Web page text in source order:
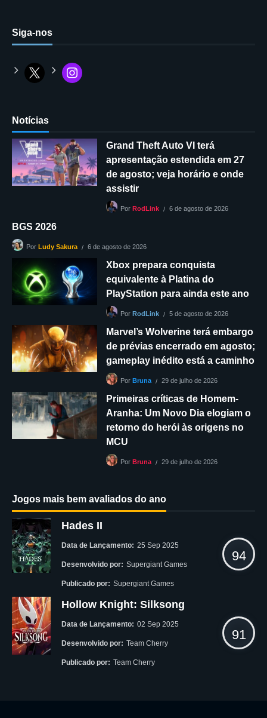
Siga-nos
Notícias
Grand Theft Auto VI terá
apresentação estendida em 27
de agosto; veja horário e onde
assistir
Por RodLink 6 de agosto de 2026
BGS 2026
Por Ludy Sakura 6 de agosto de 2026
Xbox prepara conquista
equivalente à Platina do
PlayStation para ainda este ano
Por RodLink 5 de agosto de 2026
Marvel’s Wolverine terá embargo
de prévias encerrado em agosto;
gameplay inédito está a caminho
Por Bruna 29 de julho de 2026
Primeiras críticas de Homem-
Aranha: Um Novo Dia elogiam o
retorno do herói às origens no
MCU
Por Bruna 29 de julho de 2026
Jogos mais bem avaliados do ano
Hades II
Data de Lançamento: 25 Sep 2025
Desenvolvido por: Supergiant Games
Publicado por: Supergiant Games
94
Hollow Knight: Silksong
Data de Lançamento: 02 Sep 2025
Desenvolvido por: Team Cherry
Publicado por: Team Cherry
91